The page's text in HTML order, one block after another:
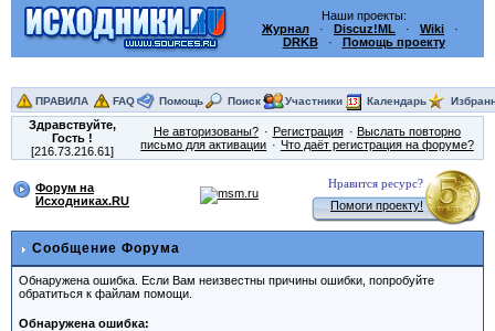
Наши проекты:
Журнал · Discuz!ML · Wiki ·
DRKB· Помощь проекту
ПРАВИЛА FAQ Помощь Поиск Участники Календарь
Здравствуйте,
Гость!
[216.73.216.61]
Не авторизованы? Регистрация
Выслать повторно
письмо для активации
Что даёт регистрация на форуме?
Форум на
Исходниках.RU
Нравится ресурс?
Помоги проекту!
Сообщение Форума
Обнаружена ошибка. Если Вам неизвестны причины ошибки, попробуйте
обратиться к файлам помощи.
Обнаружена ошибка: